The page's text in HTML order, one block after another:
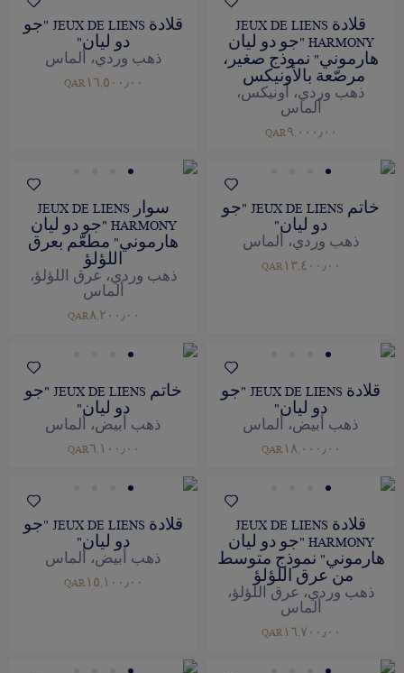
قلادة JEUX DE LIENS
HARMONY "جو دو ليان
هارموني" نموذج صغير،
مرصّعة بالأونيكس
ذهب وردي، أونيكس،
ألماس
QAR٩,٠٠٠٫٠٠
قلادة JEUX DE LIENS "جو
دو ليان"
ذهب وردي، ألماس
QAR١٦,٥٠٠٫٠٠
خاتم JEUX DE LIENS "جو
دو ليان"
ذهب وردي، ألماس
QAR١٣,٤٠٠٫٠٠
سوار JEUX DE LIENS
HARMONY "جو دو ليان
هارموني" مطعّم بعرق
اللؤلؤ
ذهب وردي، عرق اللؤلؤ،
ألماس
QAR٨,٢٠٠٫٠٠
قلادة JEUX DE LIENS "جو
دو ليان"
ذهب أبيض، ألماس
QAR١٨,٠٠٠٫٠٠
خاتم JEUX DE LIENS "جو
دو ليان"
ذهب أبيض، ألماس
QAR٦,١٠٠٫٠٠
قلادة JEUX DE LIENS
HARMONY "جو دو ليان
هارموني" نموذج متوسط
من عرق اللؤلؤ
ذهب وردي، عرق اللؤلؤ،
ألماس
QAR١٦,٧٠٠٫٠٠
قلادة JEUX DE LIENS "جو
دو ليان"
ذهب أبيض، ألماس
QAR١٥,١٠٠٫٠٠